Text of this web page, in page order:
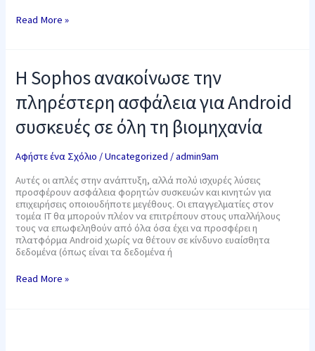
Read More »
Η Sophos ανακοίνωσε την
πληρέστερη ασφάλεια για Android
συσκευές σε όλη τη βιομηχανία
Αφήστε ένα Σχόλιο /Uncategorized /admin9am
Αυτές οι απλές στην ανάπτυξη, αλλά πολύ ισχυρές λύσεις
προσφέρουν ασφάλεια φορητών συσκευών και κινητών για
επιχειρήσεις οποιουδήποτε μεγέθους. Οι επαγγελματίες στον
τομέα IT θα μπορούν πλέον να επιτρέπουν στους υπαλλήλους
τους να επωφεληθούν από όλα όσα έχει να προσφέρει η
πλατφόρμα Android χωρίς να θέτουν σε κίνδυνο ευαίσθητα
δεδομένα (όπως είναι τα δεδομένα ή
Η
Sophos
ανακοίνωσε
την
ασφάλεια
Android
σε
όλη
τη
βιομηχανία
Read More »